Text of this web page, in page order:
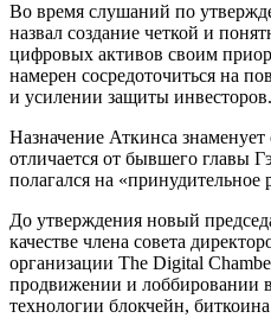
Во время слушаний по
назвал создание четкой и
цифровых активов своим
намерен сосредоточиться на
и усилении защиты инвесторов.
Назначение Аткинса
отличается от бывшего главы
полагался на «принудительное
До утверждения новый
качестве члена совета
организации The Digital
продвижении и лоббировании
технологии блокчейн,